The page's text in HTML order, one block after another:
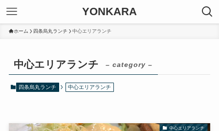
YONKARA
ホーム 四条烏丸ランチ 中心エリアランチ
中心エリアランチ – category –
四条烏丸ランチ 中心エリアランチ
中心エリアランチ